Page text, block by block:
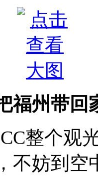
州带回
整个观
不妨到空